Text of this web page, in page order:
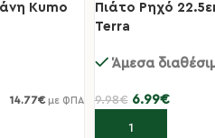
Kumo
14.77€ με ΦΠΑ
Πιάτο Ρηχό
Terra
Άμεσα
9.98€ 6.99€
Προσθήκη στο